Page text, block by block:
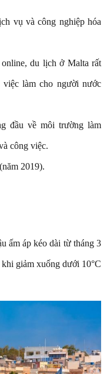
vụ và công nghiệp hóa
du lịch ở Malta rất
làm cho người nước
đầu về môi trường làm
công việc.
2019).
ấm áp kéo dài từ tháng 3
giảm xuống dưới 10°C